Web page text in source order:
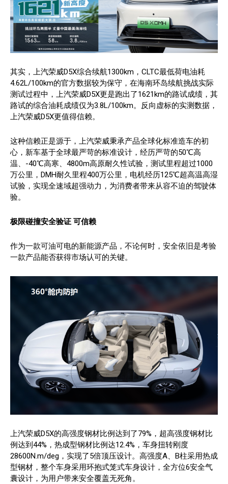
其实，上汽荣威D5X综合续航1300km，CLTC最低荷电油耗
4.62L/100km的官方数据较为保守，在海南环岛续航挑战实际
测试过程中，上汽荣威D5X更是跑出了1621km的路试成绩，其
路试的综合油耗成绩仅为3.8L/100km。反向虚标的实测数据，
上汽荣威D5X更值得信赖。
这种信赖正是源于，上汽荣威秉承产品全球化标准造车的初
心，新车基于全球最严苛的标准设计，经历严苛的50℃高
温、-40℃高寒、4800m高原耐久性试验，测试里程超过1000
万公里，DMH耐久里程400万公里，电机经历125℃超高温高湿
试验，实现全速域超强动力，为消费者带来从容不迫的驾驶体
验。
极限碰撞安全验证 可信赖
作为一款可油可电的新能源产品，不论何时，安全依旧是考验
一款产品能否获得市场认可的关键。
上汽荣威D5X的高强度钢材比例达到了79%，超高强度钢材比
例达到44%，热成型钢材比例达12.4%，车身扭转刚度
28600N.m/deg，实现了5倍顶压设计。高强度A、B柱采用热成
型钢材，整个车身采用环抱式笼式车身设计，全方位6安全气
囊设计，为用户带来安全覆盖无死角。